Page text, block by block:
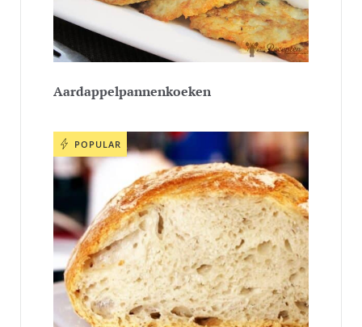
Aardappelpannenkoeken
POPULAR